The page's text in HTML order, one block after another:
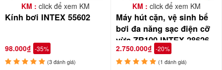
KM : click để xem KM
Kính bơi INTEX 55602
98.000₫ -35%
(3 đánh giá)
KM : click để xem KM
Máy hút cặn, vệ sinh bể
bơi đa năng sạc điện cỡ
vừa ZR100 INTEX 28626
2.750.000₫ -20%
(1 đánh giá)